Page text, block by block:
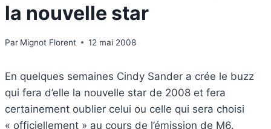
la nouvelle star
Par Mignot Florent 12 mai 2008
En quelques semaines Cindy Sander a crée le buzz
qui fera d’elle la nouvelle star de 2008 et fera
certainement oublier celui ou celle qui sera choisi
« officiellement » au cours de l’émission de M6.